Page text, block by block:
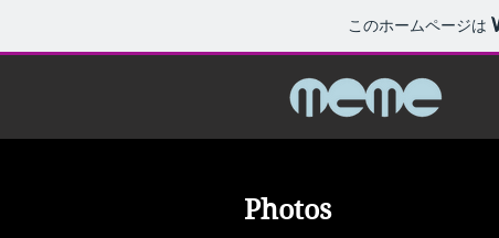
このホームページは
​Photos